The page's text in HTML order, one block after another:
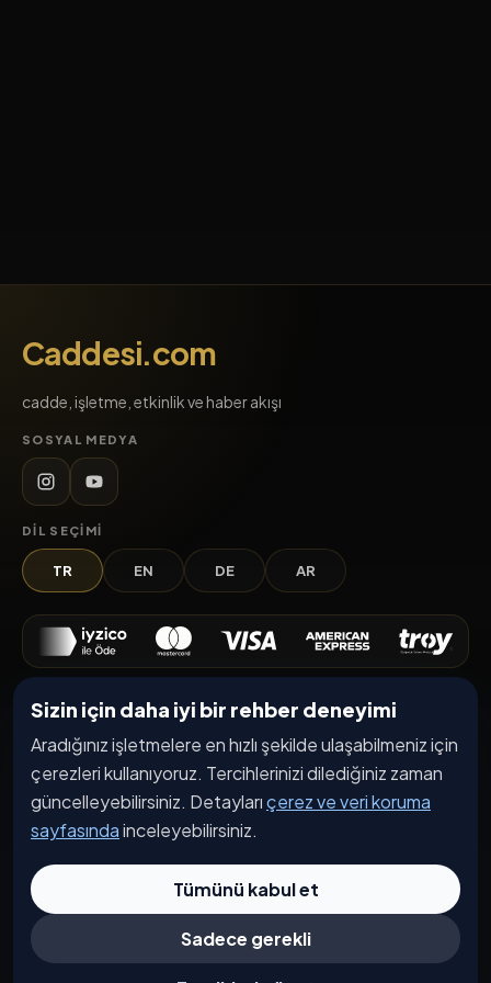
Sizin için daha iyi bir rehber deneyimi
Aradığınız işletmelere en hızlı şekilde ulaşabilmeniz için
çerezleri kullanıyoruz. Tercihlerinizi dilediğiniz zaman
güncelleyebilirsiniz. Detaylarıçerez ve veri koruma
sayfasındainceleyebilirsiniz.
Tümünü kabul et
Sadece gerekli
Caddesi.com
cadde, işletme, etkinlik ve haber akışı
SOSYAL MEDYA
DIL SEÇIMI
TR EN DE AR
Keşfet
İşletmeler
Etkinlikler
Kampanyalar
İşletme Başvurusu
Kurumsal